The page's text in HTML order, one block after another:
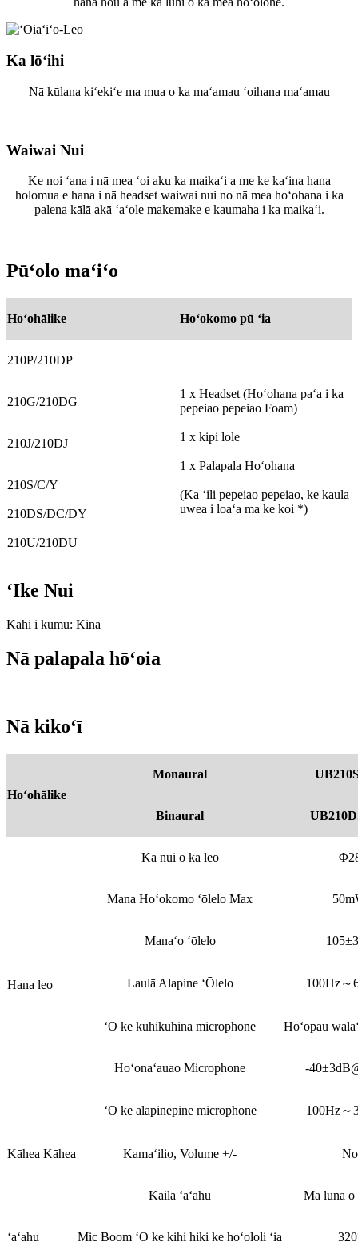
Ka lōʻihi
Nā kūlana kiʻekiʻe ma mua o ka maʻamau ʻoihana maʻamau
Waiwai Nui
Ke noi ʻana i nā mea ʻoi aku ka maikaʻi a me ke kaʻina hana
holomua e hana i nā headset waiwai nui no nā mea hoʻohana i ka
palena kālā akā ʻaʻole makemake e kaumaha i ka maikaʻi.
Pūʻolo maʻiʻo
Hoʻohālike Hoʻokomo pū ʻia
210P/210DP
1 x Headset (Hoʻohana paʻa i ka
pepeiao pepeiao Foam)
1 x kipi lole
1 x Palapala Hoʻohana
(Ka ʻili pepeiao pepeiao, ke kaula
uwea i loaʻa ma ke koi *)
210G/210DG
210J/210DJ
210S/C/Y
210DS/DC/DY
210U/210DU
ʻIke Nui
Kahi i kumu: Kina
Nā palapala hōʻoia
Nā kikoʻī
Hoʻohālike
Monaural
Binaural
Hana leo
Ka nui o ka leo
Mana Hoʻokomo ʻōlelo Max
Manaʻo ʻōlelo
Laulā Alapine ʻŌlelo 100Hz～
ʻO ke kuhikuhina microphone Hoʻopau
Hoʻonaʻauao Microphone -
ʻO ke alapinepine microphone 100Hz～
Kāhea Kāhea Kamaʻilio, Volume +/- No
ʻaʻahu
Kāila ʻaʻahu Ma luna o
Mic Boom ʻO ke kihi hiki ke hoʻololi ʻia